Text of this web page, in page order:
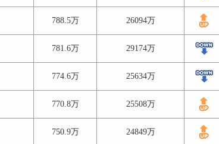
788.5万 26094万
781.6万 29174万
774.6万 25634万
770.8万 25508万
750.9万 24849万